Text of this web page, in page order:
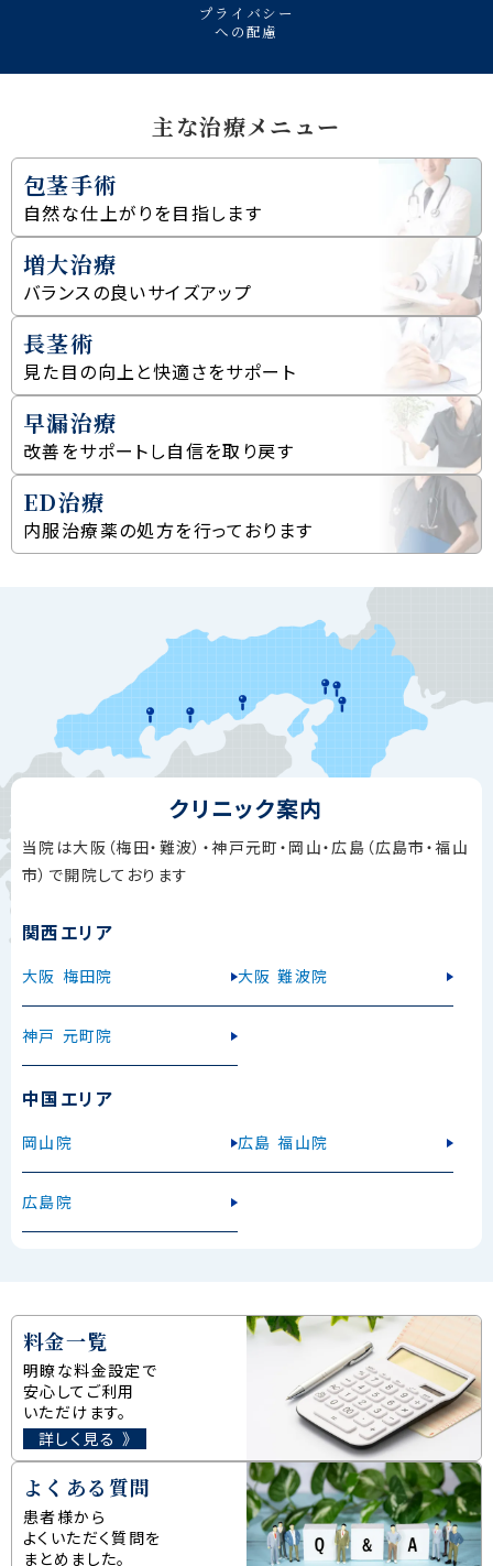
プライバシー
への配慮
主な治療メニュー
包茎手術
自然な仕上がりを目指します
増大治療
バランスの良いサイズアップ
長茎術
見た目の向上と快適さをサポート
早漏治療
改善をサポートし自信を取り戻す
ED治療
内服治療薬の処方を行っております
クリニック案内
当院は大阪（梅田・難波）・神戸元町・岡山・広島（広島市・福山
市）で開院しております
関西エリア
大阪 梅田院 大阪 難波院
神戸 元町院
中国エリア
岡山院 広島 福山院
広島院
料金一覧
明瞭な料金設定で
安心してご利用
いただけます。
詳しく見る 》
よくある質問
患者様から
よくいただく質問を
まとめました。